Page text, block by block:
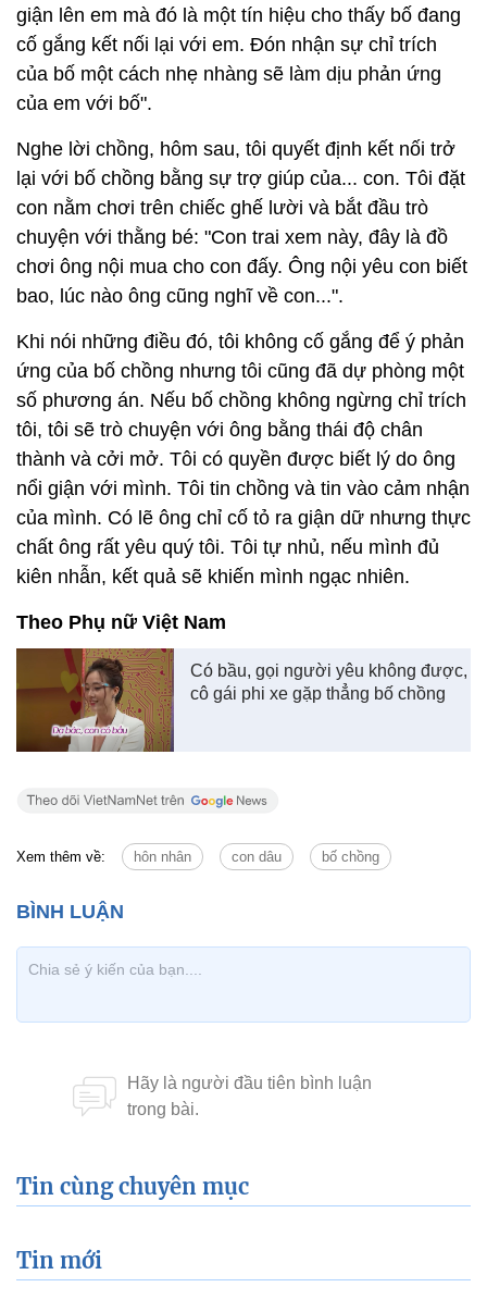
giận lên em mà đó là một tín hiệu cho thấy bố đang
cố gắng kết nối lại với em. Đón nhận sự chỉ trích
của bố một cách nhẹ nhàng sẽ làm dịu phản ứng
của em với bố".
Nghe lời chồng, hôm sau, tôi quyết định kết nối trở
lại với bố chồng bằng sự trợ giúp của... con. Tôi đặt
con nằm chơi trên chiếc ghế lười và bắt đầu trò
chuyện với thằng bé: "Con trai xem này, đây là đồ
chơi ông nội mua cho con đấy. Ông nội yêu con biết
bao, lúc nào ông cũng nghĩ về con...".
Khi nói những điều đó, tôi không cố gắng để ý phản
ứng của bố chồng nhưng tôi cũng đã dự phòng một
số phương án. Nếu bố chồng không ngừng chỉ trích
tôi, tôi sẽ trò chuyện với ông bằng thái độ chân
thành và cởi mở. Tôi có quyền được biết lý do ông
nổi giận với mình. Tôi tin chồng và tin vào cảm nhận
của mình. Có lẽ ông chỉ cố tỏ ra giận dữ nhưng thực
chất ông rất yêu quý tôi. Tôi tự nhủ, nếu mình đủ
kiên nhẫn, kết quả sẽ khiến mình ngạc nhiên.
Theo Phụ nữ Việt Nam
Có bầu, gọi người yêu không được,
cô gái phi xe gặp thẳng bố chồng
Xem thêm về: hôn nhân con dâu bố chồng
Tin cùng chuyên mục
Tin mới